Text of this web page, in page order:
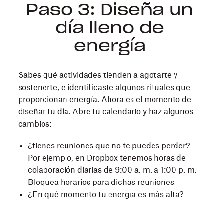
Paso 3: Diseña un
día lleno de
energía
Sabes qué actividades tienden a agotarte y
sostenerte, e identificaste algunos rituales que
proporcionan energía. Ahora es el momento de
diseñar tu día. Abre tu calendario y haz algunos
cambios:
¿tienes reuniones que no te puedes perder?
Por ejemplo, en Dropbox tenemos horas de
colaboración diarias de 9:00 a. m. a 1:00 p. m.
Bloquea horarios para dichas reuniones.
¿En qué momento tu energía es más alta?